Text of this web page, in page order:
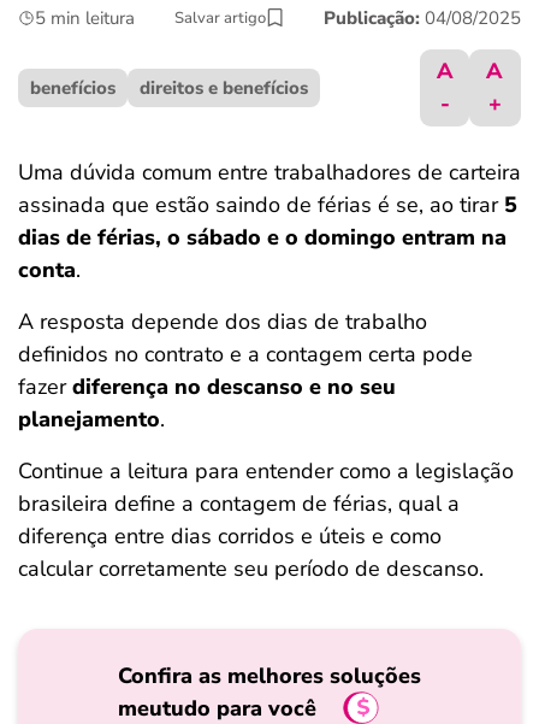
últimas notícias
ferramentas
5 min leitura Salvar artigo Publicação: 04/08/2025
benefícios direitos e benefícios
A
-
A
+
Uma dúvida comum entre trabalhadores de carteira
assinada que estão saindo de férias é se, ao tirar 5
dias de férias, o sábado e o domingo entram na
conta.
A resposta depende dos dias de trabalho
definidos no contrato e a contagem certa pode
fazerdiferença no descanso e no seu
planejamento.
Continue a leitura para entender como a legislação
brasileira define a contagem de férias, qual a
diferença entre dias corridos e úteis e como
calcular corretamente seu período de descanso.
Confira as melhores soluções
meutudo para você